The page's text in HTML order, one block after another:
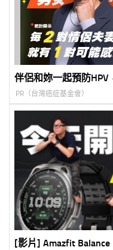
伴侶和妳一起預防HPV
PR（台灣癌症基金會）
[影片] Amazfit